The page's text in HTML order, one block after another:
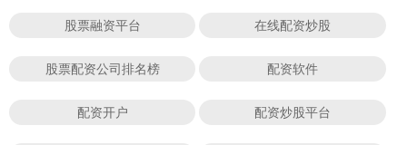
股票融资平台 在线配资炒股
股票配资公司排名榜 配资软件
配资开户 配资炒股平台